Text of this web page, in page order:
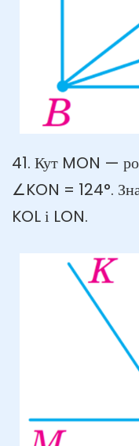
41. Кут MON —
∠KON = 124°.
KOL і LON.